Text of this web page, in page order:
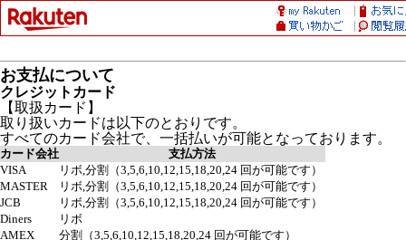
お支払について
クレジットカード
【取扱カード】
取り扱いカードは以下のとおりです。
すべてのカード会社で、一括払いが可能となっております。
カード会社
支払方法
VISA
リボ,分割（3,5,6,10,12,15,18,20,24 回が可能です）
MASTER
リボ,分割（3,5,6,10,12,15,18,20,24 回が可能です）
JCB
リボ,分割（3,5,6,10,12,15,18,20,24 回が可能です）
Diners
リボ
AMEX
分割（3,5,6,10,12,15,18,20,24 回が可能です）